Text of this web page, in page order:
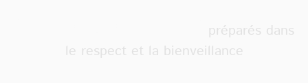
préparés dans
le respect et la bienveillance